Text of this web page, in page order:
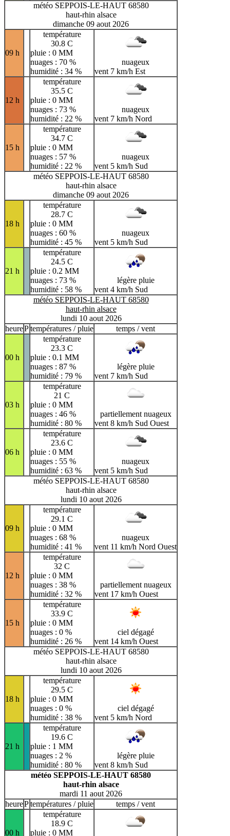
météo SEPPOIS-LE-HAUT 68580
haut-rhin alsace
dimanche 09 aout 2026
09 h
température
30.8 C
pluie : 0 MM
nuages : 70 %
humidité : 34 %
nuageux
vent 7 km/h Est
12 h
température
35.5 C
pluie : 0 MM
nuages : 73 %
humidité : 22 %
nuageux
vent 7 km/h Nord
15 h
température
34.7 C
pluie : 0 MM
nuages : 57 %
humidité : 22 %
nuageux
vent 5 km/h Sud
météo SEPPOIS-LE-HAUT 68580
haut-rhin alsace
dimanche 09 aout 2026
18 h
température
28.7 C
pluie : 0 MM
nuages : 60 %
humidité : 45 %
nuageux
vent 5 km/h Sud
21 h
température
24.5 C
pluie : 0.2 MM
nuages : 73 %
humidité : 58 %
légère pluie
vent 4 km/h Sud
météo SEPPOIS-LE-HAUT 68580
haut-rhin alsace
lundi 10 aout 2026
heurePtempératures / pluie temps / vent
00 h
température
23.3 C
pluie : 0.1 MM
nuages : 87 %
humidité : 79 %
légère pluie
vent 7 km/h Sud
03 h
température
21 C
pluie : 0 MM
nuages : 46 %
humidité : 80 %
partiellement nuageux
vent 8 km/h Sud Ouest
06 h
température
23.6 C
pluie : 0 MM
nuages : 55 %
humidité : 63 %
nuageux
vent 5 km/h Sud
météo SEPPOIS-LE-HAUT 68580
haut-rhin alsace
lundi 10 aout 2026
09 h
température
29.1 C
pluie : 0 MM
nuages : 68 %
humidité : 41 %
nuageux
vent 11 km/h Nord Ouest
12 h
température
32 C
pluie : 0 MM
nuages : 38 %
humidité : 32 %
partiellement nuageux
vent 17 km/h Ouest
15 h
température
33.9 C
pluie : 0 MM
nuages : 0 %
humidité : 26 %
ciel dégagé
vent 14 km/h Ouest
météo SEPPOIS-LE-HAUT 68580
haut-rhin alsace
lundi 10 aout 2026
18 h
température
29.5 C
pluie : 0 MM
nuages : 0 %
humidité : 38 %
ciel dégagé
vent 5 km/h Nord
21 h
température
19.6 C
pluie : 1 MM
nuages : 2 %
humidité : 80 %
légère pluie
vent 8 km/h Sud
météo SEPPOIS-LE-HAUT 68580
haut-rhin alsace
mardi 11 aout 2026
heurePtempératures / pluie temps / vent
00 h
température
18.9 C
pluie : 0 MM